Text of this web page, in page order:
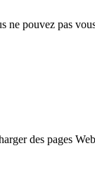
pouvez pas
des pages